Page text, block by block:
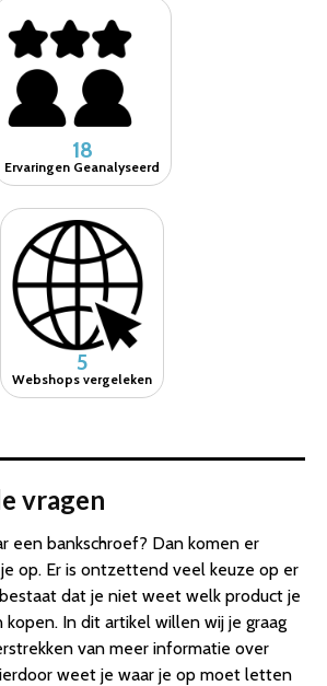
18
Ervaringen Geanalyseerd
5
Webshops vergeleken
vragen
een bankschroef? Dan komen er
op. Er is ontzettend veel keuze op er
dat je niet weet welk product je
kopen. In dit artikel willen wij je graag
van meer informatie over
weet je waar je op moet letten